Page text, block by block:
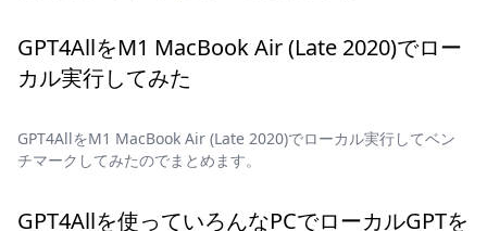
GPT4AllをM1 MacBook Air (Late 2020)でロー
カル実行してみた
GPT4AllをM1 MacBook Air (Late 2020)でローカル実行してベン
チマークしてみたのでまとめます。
GPT4Allを使っていろんなPCでローカルGPTを